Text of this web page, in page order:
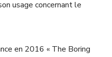
usage concernant le
en 2016 « The Boring